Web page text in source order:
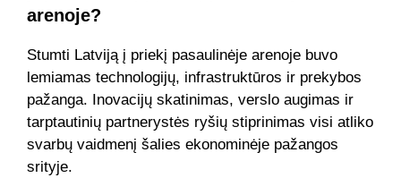
arenoje?
Stumti Latviją į priekį pasaulinėje arenoje buvo
lemiamas technologijų, infrastruktūros ir prekybos
pažanga. Inovacijų skatinimas, verslo augimas ir
tarptautinių partnerystės ryšių stiprinimas visi atliko
svarbų vaidmenį šalies ekonominėje pažangos
srityje.